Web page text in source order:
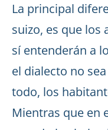
La principal
suizo, es que los
sí entenderán a
el dialecto no
todo, los
Mientras que en